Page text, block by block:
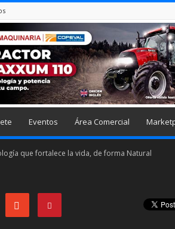
Eventos Área Comercial
que fortalece la vida, de forma Natural